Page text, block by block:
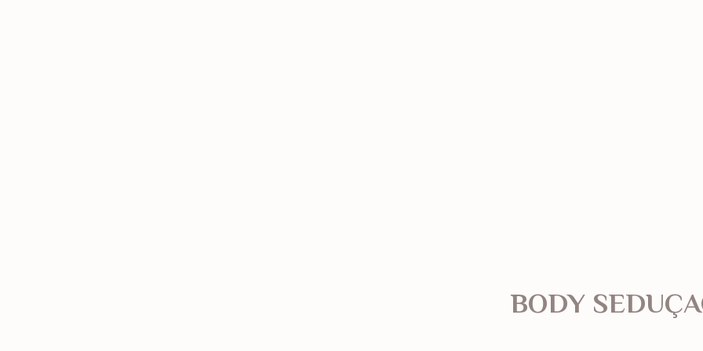
BODY